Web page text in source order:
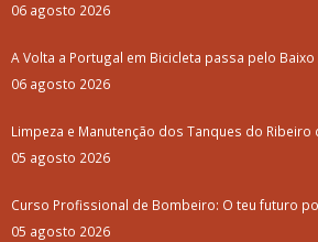
06 agosto 2026
A Volta a Portugal em Bicicleta passa pelo Baixo
06 agosto 2026
Limpeza e Manutenção dos Tanques do Ribeiro
05 agosto 2026
Curso Profissional de Bombeiro: O teu futuro
05 agosto 2026